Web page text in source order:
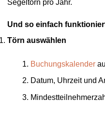
Segeltörn pro Jahr.
Und so einfach
Törn auswählen
Buchungskalender
Datum, Uhrzeit und